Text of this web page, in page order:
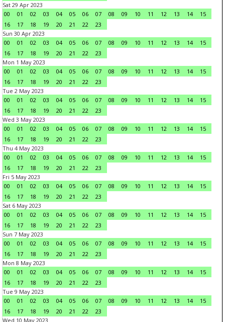
Sat 29 Apr 2023
00
01 02 03 04 05 06 07 08 09 10 11 12 13 14
15
16
17 18 19 20 21 22
23
Sun 30 Apr 2023
00
01 02 03 04 05 06 07 08 09 10 11 12 13 14
15
16
17 18 19 20 21 22
23
Mon 1 May 2023
00
01 02 03 04 05 06 07 08 09 10 11 12 13 14
15
16
17 18 19 20 21 22
23
Tue 2 May 2023
00
01 02 03 04 05 06 07 08 09 10 11 12 13 14
15
16
17 18 19 20 21 22
23
Wed 3 May 2023
00
01 02 03 04 05 06 07 08 09 10 11 12 13 14
15
16
17 18 19 20 21 22
23
Thu 4 May 2023
00
01 02 03 04 05 06 07 08 09 10 11 12 13 14
15
16
17 18 19 20 21 22
23
Fri 5 May 2023
00
01 02 03 04 05 06 07 08 09 10 11 12 13 14
15
16
17 18 19 20 21 22
23
Sat 6 May 2023
00
01 02 03 04 05 06 07 08 09 10 11 12 13 14
15
16
17 18 19 20 21 22
23
Sun 7 May 2023
00
01 02 03 04 05 06 07 08 09 10 11 12 13 14
15
16
17 18 19 20 21 22
23
Mon 8 May 2023
00
01 02 03 04 05 06 07 08 09 10 11 12 13 14
15
16
17 18 19 20 21 22
23
Tue 9 May 2023
00
01 02 03 04 05 06 07 08 09 10 11 12 13 14
15
16
17 18 19 20 21 22
23
Wed 10 May 2023